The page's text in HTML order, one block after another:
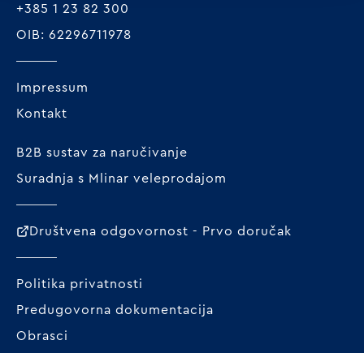
+385 1 23 82 300
OIB: 62296711978
Impressum
Kontakt
B2B sustav za naručivanje
Suradnja s Mlinar veleprodajom
Društvena odgovornost - Prvo doručak
Politika privatnosti
Predugovorna dokumentacija
Obrasci